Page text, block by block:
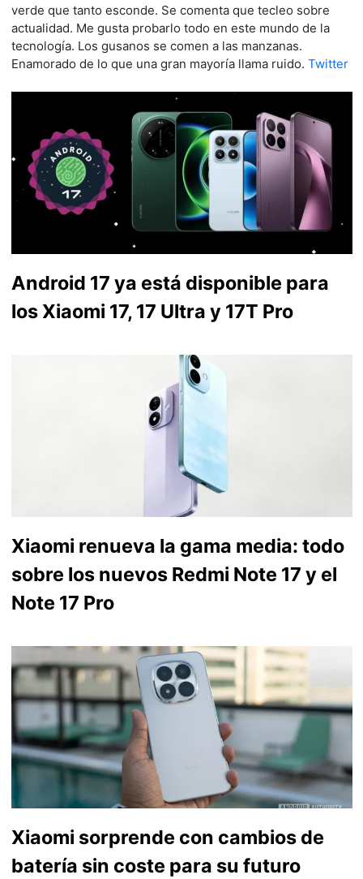
verde que tanto esconde. Se comenta que tecleo sobre
actualidad. Me gusta probarlo todo en este mundo de la
tecnología. Los gusanos se comen a las manzanas.
Enamorado de lo que una gran mayoría llama ruido. Twitter
Android 17 ya está disponible para
los Xiaomi 17, 17 Ultra y 17T Pro
Xiaomi renueva la gama media: todo
sobre los nuevos Redmi Note 17 y el
Note 17 Pro
Xiaomi sorprende con cambios de
batería sin coste para su futuro